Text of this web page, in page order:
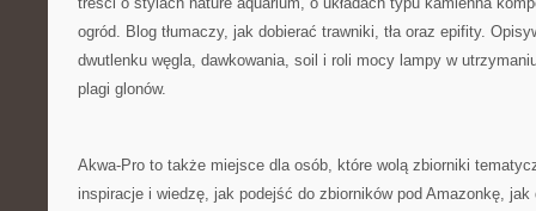
ogród. Blog tłumaczy, jak dobierać trawniki, tła oraz epifity.
dwutlenku węgla, dawkowania, soil i roli mocy lampy w
plagi glonów.
Akwa-Pro to także miejsce dla osób, które wolą zbiorniki
inspiracje i wiedzę, jak podejść do zbiorników pod Amazonkę,